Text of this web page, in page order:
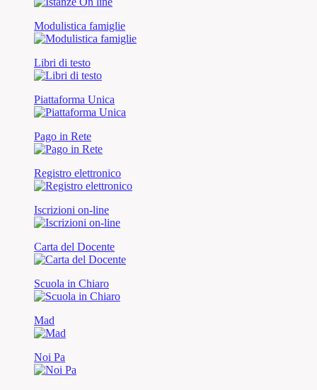
Modulistica famiglie
Libri di testo
Piattaforma Unica
Pago in Rete
Registro elettronico
Iscrizioni on-line
Carta del Docente
Scuola in Chiaro
Mad
Noi Pa